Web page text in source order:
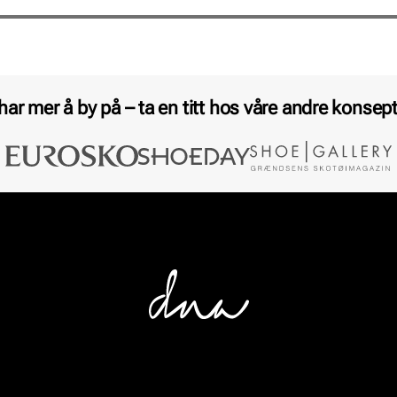
Pris
Pris
mer å by på – ta en titt hos våre andre